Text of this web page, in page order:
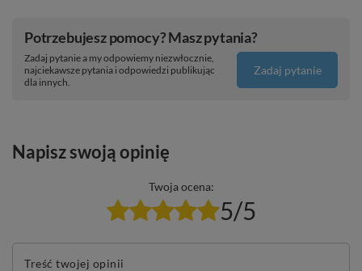
Potrzebujesz pomocy? Masz pytania?
Zadaj pytanie a my odpowiemy niezwłocznie,
najciekawsze pytania i odpowiedzi publikując
dla innych.
Zadaj pytanie
Napisz swoją opinię
Twoja ocena:
5/5
Treść twojej opinii